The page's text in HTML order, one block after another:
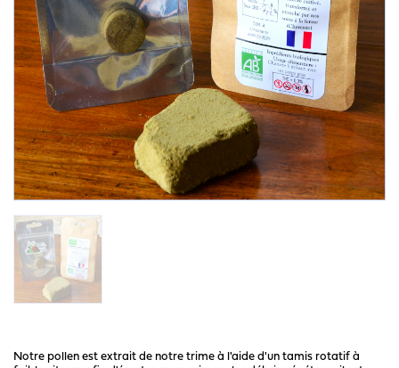
Notre pollen est extrait de notre trime à l'aide d'un tamis rotatif à